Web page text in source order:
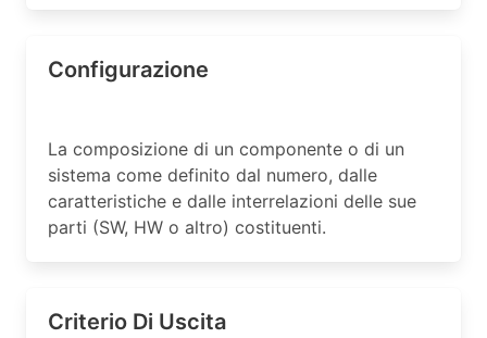
Configurazione
La composizione di un componente o di un
sistema come definito dal numero, dalle
caratteristiche e dalle interrelazioni delle sue
parti (SW, HW o altro) costituenti.
Criterio Di Uscita